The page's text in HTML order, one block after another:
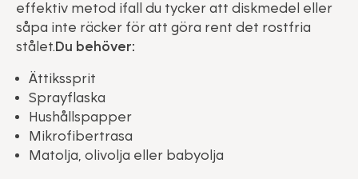
effektiv metod ifall du tycker att diskmedel eller
såpa inte räcker för att göra rent det rostfria
stålet.Du behöver:
Ättikssprit
Sprayflaska
Hushållspapper
Mikrofibertrasa
Matolja, olivolja eller babyolja